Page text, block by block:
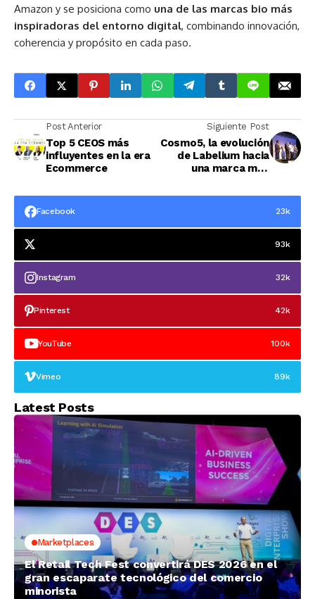
Amazon y se posiciona como una de las marcas bio más
inspiradoras del entorno digital, combinando innovación,
coherencia y propósito en cada paso.
Post Anterior
Top 5 CEOS más
influyentes en la era
Ecommerce
Siguiente Post
Cosmo5, la evolución
de Labelium hacia
una marca más
Facebook 23k
93k
Instagram 32k
Pinterest 42k
YouTube 100k
Vimeo 89k
Latest Posts
Marketplaces
El Retail Tech Fest convertirá DES 2026 en el
gran escaparate tecnológico del comercio
minorista